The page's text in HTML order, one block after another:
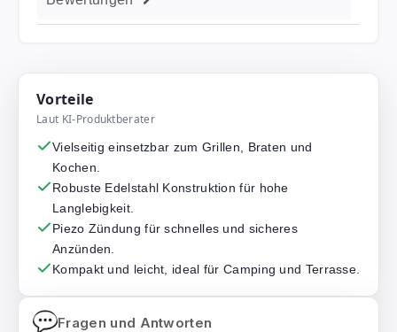
Vorteile
Laut KI-Produktberater
Vielseitig einsetzbar zum Grillen, Braten und
Kochen.
Robuste Edelstahl Konstruktion für hohe
Langlebigkeit.
Piezo Zündung für schnelles und sicheres
Anzünden.
Kompakt und leicht, ideal für Camping und Terrasse.
Fragen und Antworten